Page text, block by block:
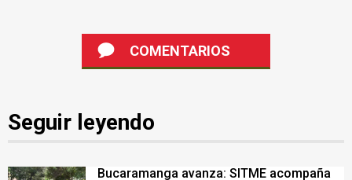
COMENTARIOS
Seguir leyendo
Bucaramanga avanza: SITME acompaña